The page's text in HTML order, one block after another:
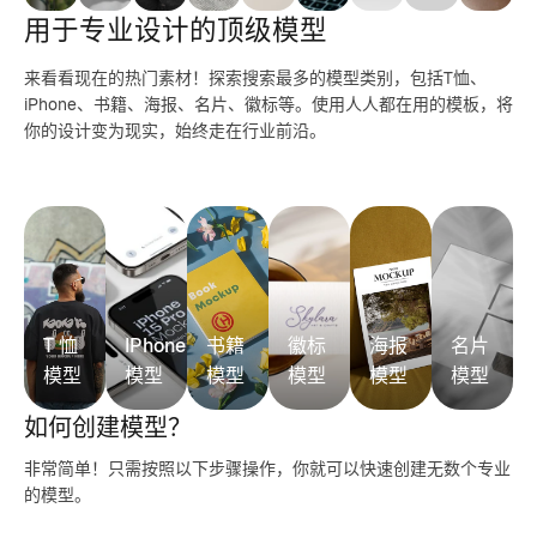
用于专业设计的顶级模型
来看看现在的热门素材！探索搜索最多的模型类别，包括T恤、
iPhone、书籍、海报、名片、徽标等。使用人人都在用的模板，将
你的设计变为现实，始终走在行业前沿。
T 恤
模型
IPhone
模型
书籍
模型
徽标
模型
海报
模型
名片
模型
如何创建模型？
非常简单！只需按照以下步骤操作，你就可以快速创建无数个专业
的模型。